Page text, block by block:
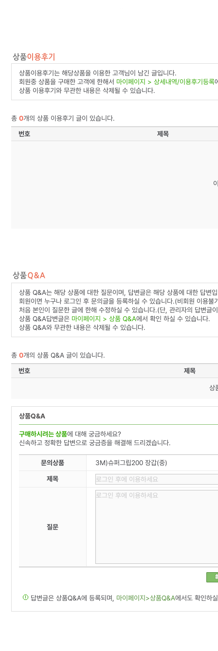
상품이용후기는 해당상품을 이용한 고객님이 남긴 글입니다.
회원중 상품을 구매한 고객에 한해서 마이페이지 > 상세내역/이용후기등록
상품 이용후기와 무관한 내용은 삭제될 수 있습니다.
총 0개의 상품 이용후기 글이 있습니다.
번호
제목
상품 Q&A는 해당 상품에 대한 질문이며, 답변글은 해당 상품에 대한 답변
회원이면 누구나 로그인 후 문의글을 등록하실 수 있습니다.(비회원 이용불
처음 본인이 질문한 글에 한해 수정하실 수 있습니다.(단, 관리자의 답변글
상품 Q&A답변글은 마이페이지 > 상품 Q&A에서 확인 하실 수 있습니다.
상품 Q&A와 무관한 내용은 삭제될 수 있습니다.
총 0개의 상품 Q&A 글이 있습니다.
번호
제목
상
상품Q&A
구매하시려는 상품에 대해 궁금하세요?
신속하고 정확한 답변으로 궁금증을 해결해 드리겠습니다.
문의상품 3M)슈퍼그립200 장갑(중)
제목
질문
답변글은 상품Q&A에 등록되며, 마이페이지>상품Q&A에서도 확인하